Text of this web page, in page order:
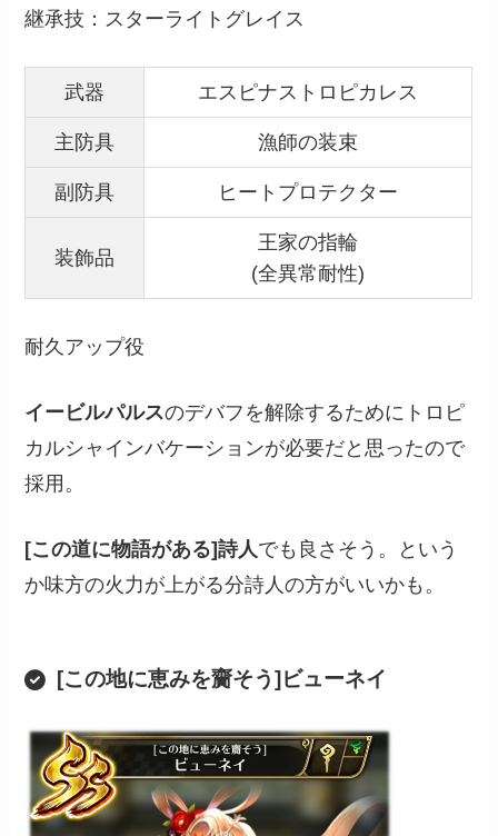
継承技：スターライトグレイス
武器 エスピナストロピカレス
主防具 漁師の装束
副防具 ヒートプロテクター
装飾品
王家の指輪
(全異常耐性)
耐久アップ役
イービルパルスのデバフを解除するためにトロピ
カルシャインバケーションが必要だと思ったので
採用。
[この道に物語がある]詩人 でも良さそう。という
か味方の火力が上がる分詩人の方がいいかも。
[この地に恵みを齎そう]ビューネイ